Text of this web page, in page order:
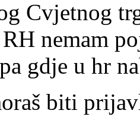
Cvjetnog
nemam
gdje u hr
biti